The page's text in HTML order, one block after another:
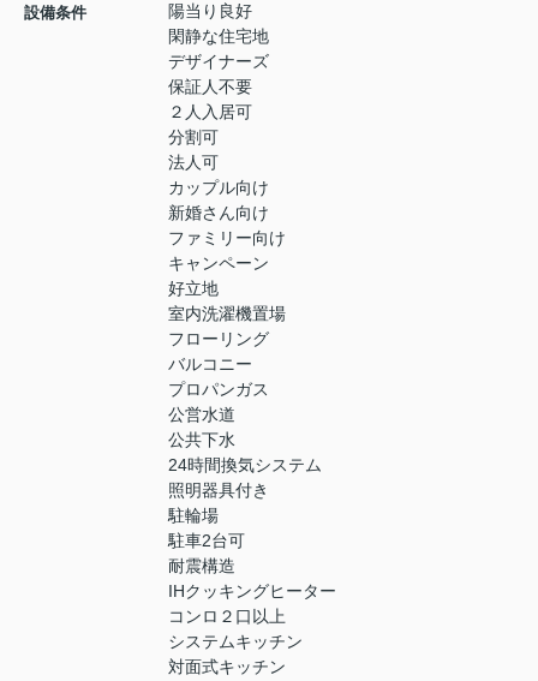
設備条件
陽当り良好
閑静な住宅地
デザイナーズ
保証人不要
２人入居可
分割可
法人可
カップル向け
新婚さん向け
ファミリー向け
キャンペーン
好立地
室内洗濯機置場
フローリング
バルコニー
プロパンガス
公営水道
公共下水
24時間換気システム
照明器具付き
駐輪場
駐車2台可
耐震構造
IHクッキングヒーター
コンロ２口以上
システムキッチン
対面式キッチン